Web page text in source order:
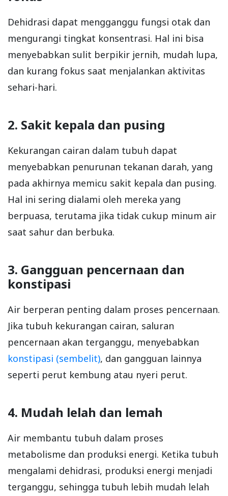
Dehidrasi dapat mengganggu fungsi otak dan
mengurangi tingkat konsentrasi. Hal ini bisa
menyebabkan sulit berpikir jernih, mudah lupa,
dan kurang fokus saat menjalankan aktivitas
sehari-hari.
2. Sakit kepala dan pusing
Kekurangan cairan dalam tubuh dapat
menyebabkan penurunan tekanan darah, yang
pada akhirnya memicu sakit kepala dan pusing.
Hal ini sering dialami oleh mereka yang
berpuasa, terutama jika tidak cukup minum air
saat sahur dan berbuka.
3. Gangguan pencernaan dan
konstipasi
Air berperan penting dalam proses pencernaan.
Jika tubuh kekurangan cairan, saluran
pencernaan akan terganggu, menyebabkan
konstipasi (sembelit), dan gangguan lainnya
seperti perut kembung atau nyeri perut.
4. Mudah lelah dan lemah
Air membantu tubuh dalam proses
metabolisme dan produksi energi. Ketika tubuh
mengalami dehidrasi, produksi energi menjadi
terganggu, sehingga tubuh lebih mudah lelah